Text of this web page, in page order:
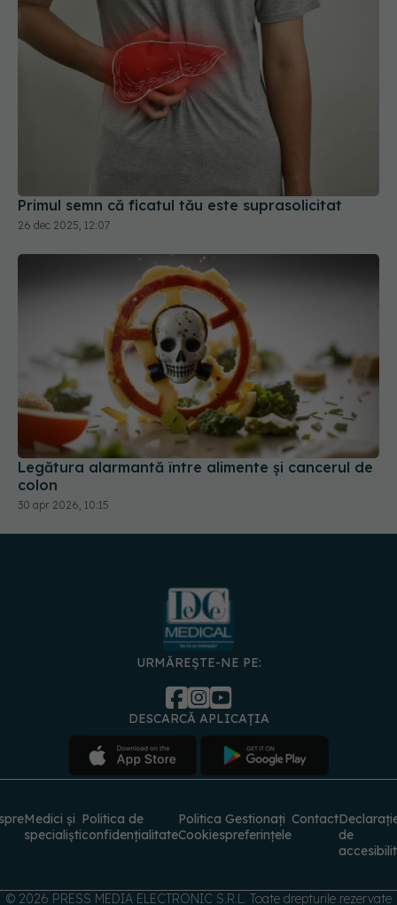
Primul semn că ficatul tău este suprasolicitat
26 dec 2025, 12:07
Legătura alarmantă între alimente și cancerul de
colon
30 apr 2026, 10:15
URMĂREȘTE-NE PE:
DESCARCĂ APLICAȚIA
Medici și
specialiști
Politica de
confidențialitate
Politica
Cookies
Gestionați
preferințele
Contact
de
© 2026 PRESS MEDIA ELECTRONIC S.R.L. Toate drepturile rezervate